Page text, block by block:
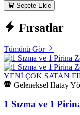
Sepete Ekle
Fırsatlar
Tümünü Gör
YENİ ÇOK SATAN
Geleneksel Hatay
1 Sızma ve 1